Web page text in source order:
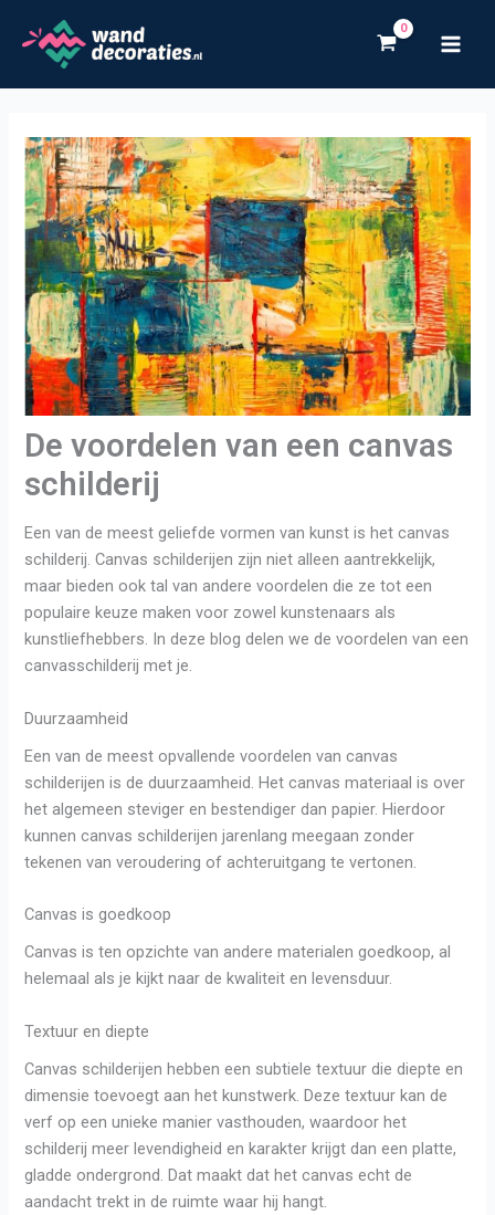
naar
inhoud
De voordelen van een canvas
schilderij
Een van de meest geliefde vormen van kunst is het canvas
schilderij. Canvas schilderijen zijn niet alleen aantrekkelijk,
maar bieden ook tal van andere voordelen die ze tot een
populaire keuze maken voor zowel kunstenaars als
kunstliefhebbers. In deze blog delen we de voordelen van een
canvasschilderij met je.
Duurzaamheid
Een van de meest opvallende voordelen van canvas
schilderijen is de duurzaamheid. Het canvas materiaal is over
het algemeen steviger en bestendiger dan papier. Hierdoor
kunnen canvas schilderijen jarenlang meegaan zonder
tekenen van veroudering of achteruitgang te vertonen.
Canvas is goedkoop
Canvas is ten opzichte van andere materialen goedkoop, al
helemaal als je kijkt naar de kwaliteit en levensduur.
Textuur en diepte
Canvas schilderijen hebben een subtiele textuur die diepte en
dimensie toevoegt aan het kunstwerk. Deze textuur kan de
verf op een unieke manier vasthouden, waardoor het
schilderij meer levendigheid en karakter krijgt dan een platte,
gladde ondergrond. Dat maakt dat het canvas echt de
aandacht trekt in de ruimte waar hij hangt.